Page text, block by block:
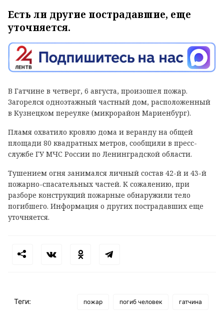
Есть ли другие пострадавшие, еще
уточняется.
В Гатчине в четверг, 6 августа, произошел пожар.
Загорелся одноэтажный частный дом, расположенный
в Кузнецком переулке (микрорайон Мариенбург).
Пламя охватило кровлю дома и веранду на общей
площади 80 квадратных метров, сообщили в пресс-
службе ГУ МЧС России по Ленинградской области.
Тушением огня занимался личный состав 42-й и 43-й
пожарно-спасательных частей. К сожалению, при
разборе конструкций пожарные обнаружили тело
погибшего. Информация о других пострадавших еще
уточняется.
Теги: пожар погиб человек гатчина